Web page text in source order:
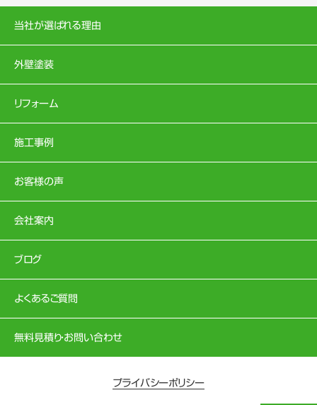
当社が選ばれる理由
外壁塗装
リフォーム
施工事例
お客様の声
会社案内
ブログ
よくあるご質問
無料見積り・お問い合わせ
プライバシーポリシー